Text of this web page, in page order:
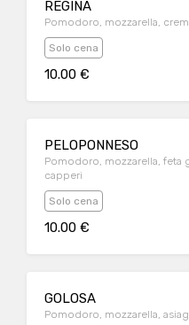
REGINA
Pomodoro, mozzarella,
Solo cena
10.00 €
PELOPONNESO
Pomodoro, mozzarella, feta
capperi
Solo cena
10.00 €
GOLOSA
Pomodoro, mozzarella,